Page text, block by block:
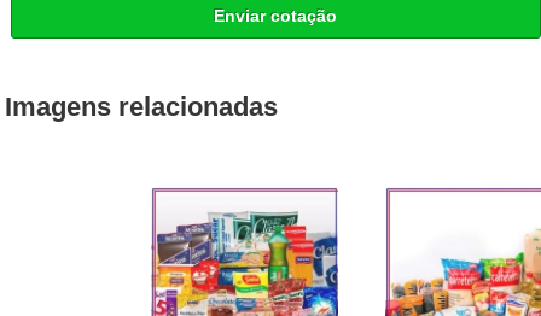
Enviar cotação
Imagens relacionadas